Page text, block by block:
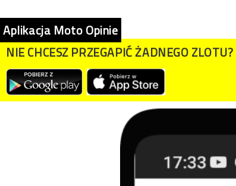
Aplikacja Moto Opinie
NIE CHCESZ PRZEGAPIĆ ŻADNEGO ZLOTU?